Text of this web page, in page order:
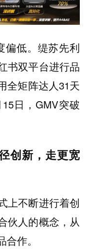
偏低。缇苏先利
书双平台进行品
全矩阵达人31天
日，GMV突破
创新，走更宽
上不断进行着创
伙人的概念，从
合作。